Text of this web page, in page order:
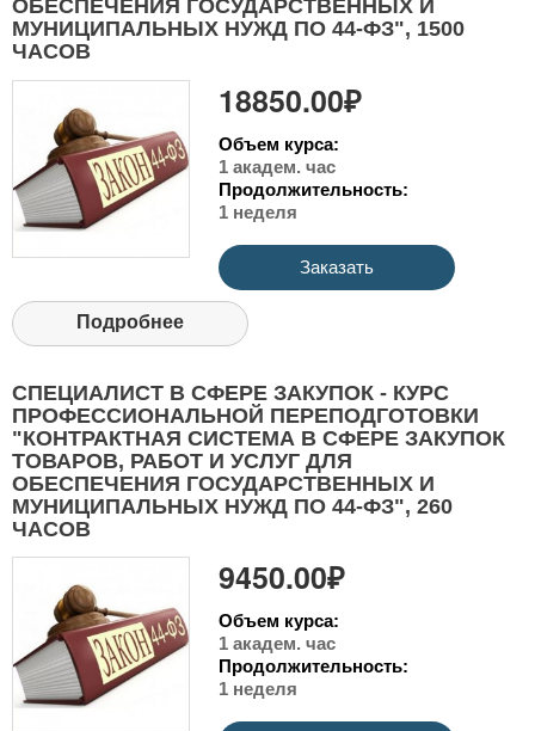
ОБЕСПЕЧЕНИЯ ГОСУДАРСТВЕННЫХ И
МУНИЦИПАЛЬНЫХ НУЖД ПО 44-ФЗ", 1500
ЧАСОВ
18850.00₽
Объем курса:
1 академ. час
Продолжительность:
1 неделя
Заказать
Подробнее
СПЕЦИАЛИСТ В СФЕРЕ ЗАКУПОК - КУРС
ПРОФЕССИОНАЛЬНОЙ ПЕРЕПОДГОТОВКИ
"КОНТРАКТНАЯ СИСТЕМА В СФЕРЕ ЗАКУПОК
ТОВАРОВ, РАБОТ И УСЛУГ ДЛЯ
ОБЕСПЕЧЕНИЯ ГОСУДАРСТВЕННЫХ И
МУНИЦИПАЛЬНЫХ НУЖД ПО 44-ФЗ", 260
ЧАСОВ
9450.00₽
Объем курса:
1 академ. час
Продолжительность:
1 неделя